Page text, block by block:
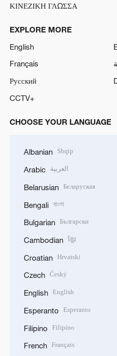
ΚΙΝΕΖΙΚΗ ΓΛΩΣΣΑ
EXPLORE MORE
English
Français
Русский
CCTV+
CHOOSE YOUR LANGUAGE
Albanian Shqip
Arabic العربية
Belarusian Беларуская
Bengali বাংলা
Bulgarian Български
Cambodian ខ្មែរ
Croatian Hrvatski
Czech Český
English English
Esperanto Esperanto
Filipino Filipino
French Français